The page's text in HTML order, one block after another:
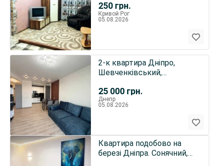
250 грн.
Кривой Рог
05.08.2026
25 000 грн.
2-к квартира Дніпро,
Шевченківський,
Днепр
05.08.2026
Квартира подобово на
березі Дніпра. Сонячний,